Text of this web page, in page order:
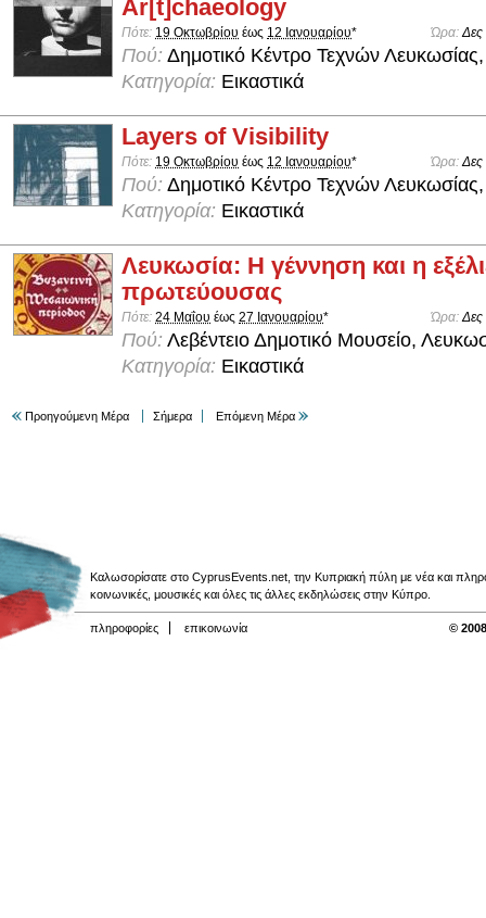
Ar[t]chaeology
Πότε: 19 Οκτωβρίου έως 12 Ιανουαρίου* Ώρα:Δες
Πού: Δημοτικό Κέντρο Τεχνών
Κατηγορία: Εικαστικά
Layers of Visibility
Πότε: 19 Οκτωβρίου έως 12 Ιανουαρίου* Ώρα:Δες
Πού: Δημοτικό Κέντρο Τεχνών
Κατηγορία: Εικαστικά
Λευκωσία: Η γέννηση και η
πρωτεύουσας
Πότε: 24 Μαΐου έως 27 Ιανουαρίου* Ώρα:Δες
Πού: Λεβέντειο Δημοτικό Μουσείο,
Κατηγορία: Εικαστικά
Προηγούμενη Μέρα Σήμερα Επόμενη Μέρα
Καλωσορίσατε στο CyprusEvents.net, την Κυπριακή πύλη με νέα και
κοινωνικές, μουσικές και όλες τις άλλες εκδηλώσεις στην Κύπρο.
πληροφορίες επικοινωνία ©